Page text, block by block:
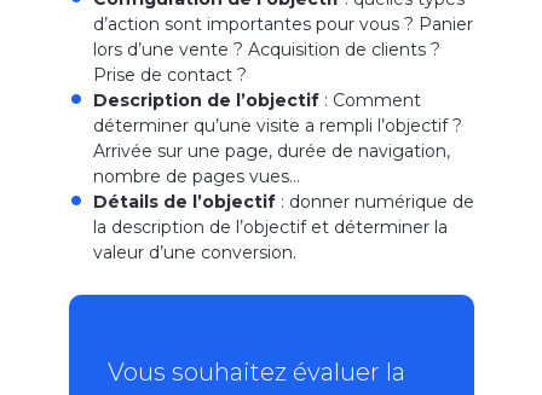
d’action sont importantes pour vous ? Panier
lors d’une vente ? Acquisition de clients ?
Prise de contact ?
Description de l’objectif: Comment
déterminer qu’une visite a rempli l’objectif ?
Arrivée sur une page, durée de navigation,
nombre de pages vues…
Détails de l’objectif: donner numérique de
la description de l’objectif et déterminer la
valeur d’une conversion.
Vous souhaitez évaluer la